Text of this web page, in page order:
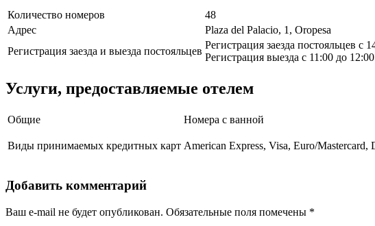
Количество номеров
48
Адрес
Plaza del Palacio, 1, Oropesa
Регистрация заезда и выезда постояльцев
Регистрация заезда постояльцев с
Регистрация выезда с 11:00 до 12:00
Услуги, предоставляемые отелем
Общие Номера с ванной
Виды принимаемых кредитных карт American Express, Visa, Euro/Mastercard,
Добавить комментарий
Ваш e-mail не будет опубликован. Обязательные поля помечены *